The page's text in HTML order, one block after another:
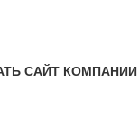
САЙТ КОМПАНИИ